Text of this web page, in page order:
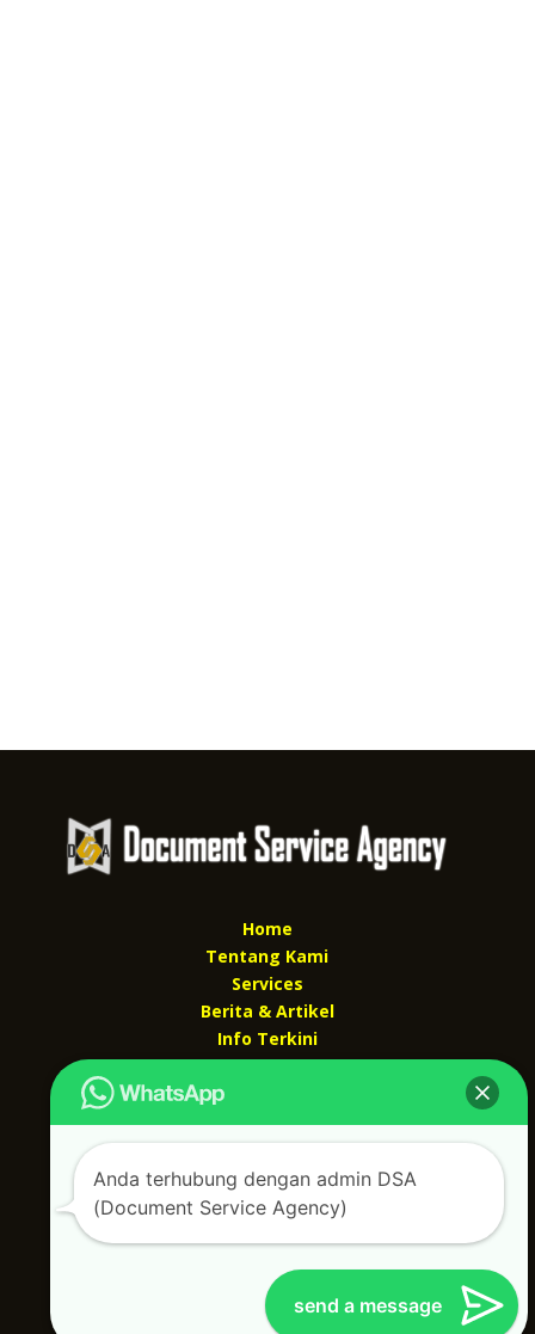
Home
Tentang Kami
Services
Berita & Artikel
Info Terkini
Kontak Kami
Kontak kami
Alamat kantor :
Jl Swadaya Pam No 6 Rt 006 Rw 007 Jatinegara,
Cakung, Jakarta Timur 13930
(Dekat Mesjid Al Marzukiyah Swadaya Pam)
087887631193 / 021 48671259
documentsserviceagency@gmail.com
send a message
Anda terhubung dengan admin DSA
(Document Service Agency)